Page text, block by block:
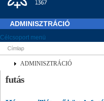
ADMINISZTRÁCIÓ
Célcsoport menü
Jelenlegi hely
Címlap
ADMINISZTRÁCIÓ
futás